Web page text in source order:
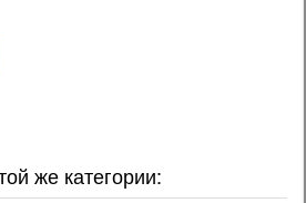
же категории: